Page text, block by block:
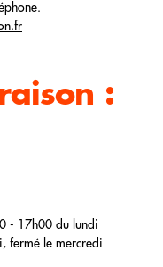
:
- 17h00 du lundi
fermé le mercredi